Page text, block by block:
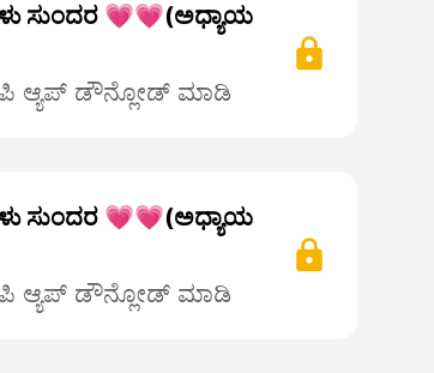
ಸುಂದರ 💗💗(ಅಧ್ಯಾಯ
ಆ್ಯಪ್ ಡೌನ್ಲೋಡ್ ಮಾಡಿ
ಸುಂದರ 💗💗(ಅಧ್ಯಾಯ
ಆ್ಯಪ್ ಡೌನ್ಲೋಡ್ ಮಾಡಿ